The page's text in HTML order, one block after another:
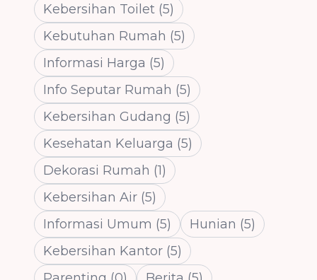
Kebersihan Toilet (5)
Kebutuhan Rumah (5)
Informasi Harga (5)
Info Seputar Rumah (5)
Kebersihan Gudang (5)
Kesehatan Keluarga (5)
Dekorasi Rumah (1)
Kebersihan Air (5)
Informasi Umum (5) Hunian (5)
Kebersihan Kantor (5)